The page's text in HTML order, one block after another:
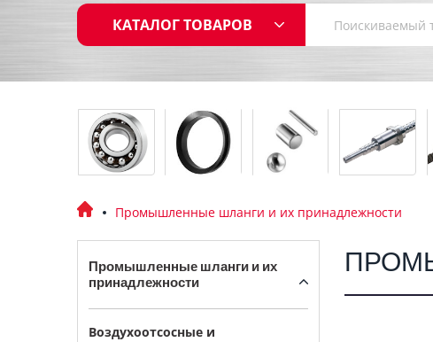
КАТАЛОГ ТОВАРОВ
Промышленные шланги и их принадлежности
Промышленные шланги и их
принадлежности
Воздухоотсосные и